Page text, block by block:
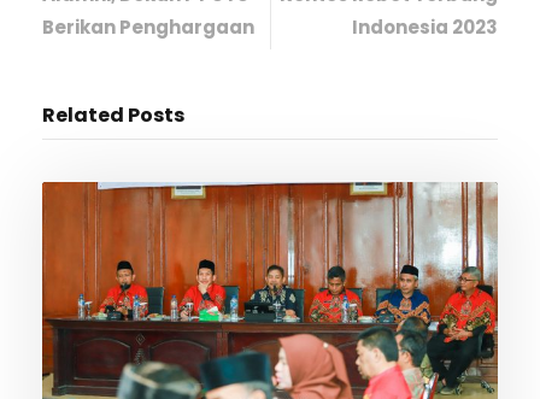
Berikan Penghargaan
Indonesia 2023
Related Posts